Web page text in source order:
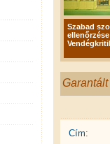
Szabad
Cím: